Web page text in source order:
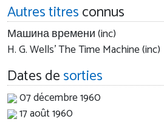
Autres titresconnus
Машина времени (inc)
H. G. Wells' The Time Machine (inc)
Dates desorties
07 décembre 1960
17 août 1960